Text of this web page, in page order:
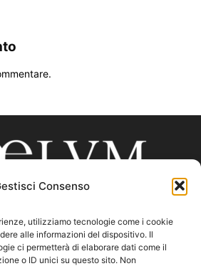
Consenso
utilizziamo tecnologie come i cookie
alle informazioni del dispositivo. Il
ci permetterà di elaborare dati come il
o ID unici su questo sito. Non
CHI SIAMO